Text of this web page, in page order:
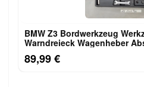
BMW Z3 Bordwerkzeug
Warndreieck Wagenheber
89,99 €